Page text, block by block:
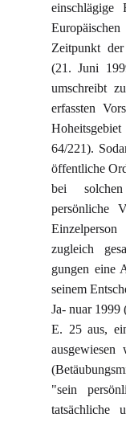
einschlägige
Zeitpunkt
(21. Juni
umschreibt
erfassten
64/221).
öffentliche
bei solchen
persönliche
zugleich
gungen eine
seinem
Ja- nuar
E. 25 aus,
"sein
tatsächliche